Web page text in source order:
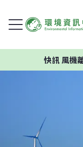
快訊風機離聚